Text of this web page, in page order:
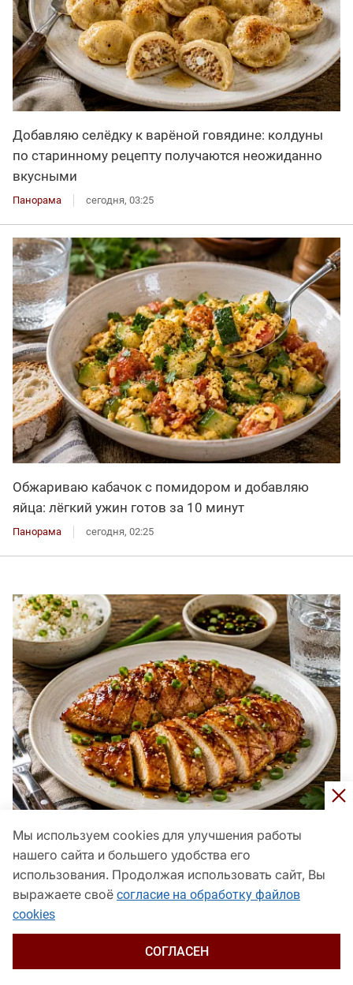
Добавляю селёдку к варёной говядине: колдуны
по старинному рецепту получаются неожиданно
вкусными
Панорама сегодня, 03:25
Обжариваю кабачок с помидором и добавляю
яйца: лёгкий ужин готов за 10 минут
Панорама сегодня, 02:25
Делаю надрезы на курином филе и поливаю
медово-соевым соусом: грудка получается сочной
сегодня, 01:25
Мы используем cookies для улучшения работы
нашего сайта и большего удобства его
использования. Продолжая использовать сайт, Вы
выражаете своё согласие на обработку файлов
cookies
СОГЛАСЕН